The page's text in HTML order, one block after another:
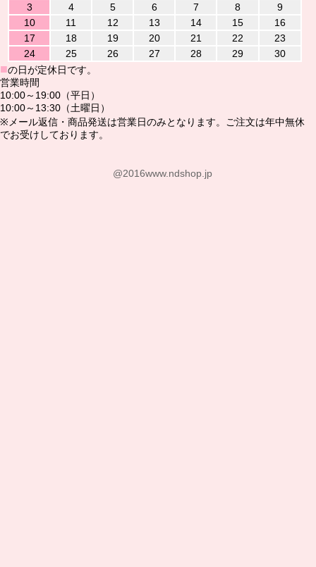
3
4 5 6 7 8
9
10
11 12 13 14 15
16
17
18 19 20 21 22
23
24
25 26 27 28 29 30
■の日が定休日です。
営業時間
10:00～19:00（平日）
10:00～13:30（土曜日）
※メール返信・商品発送は営業日のみとなります。ご注文は年中無休
でお受けしております。
@2016www.ndshop.jp